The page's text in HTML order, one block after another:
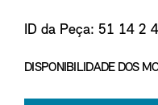
ID da Peça: 51 14 2
DISPONIBILIDADE DOS